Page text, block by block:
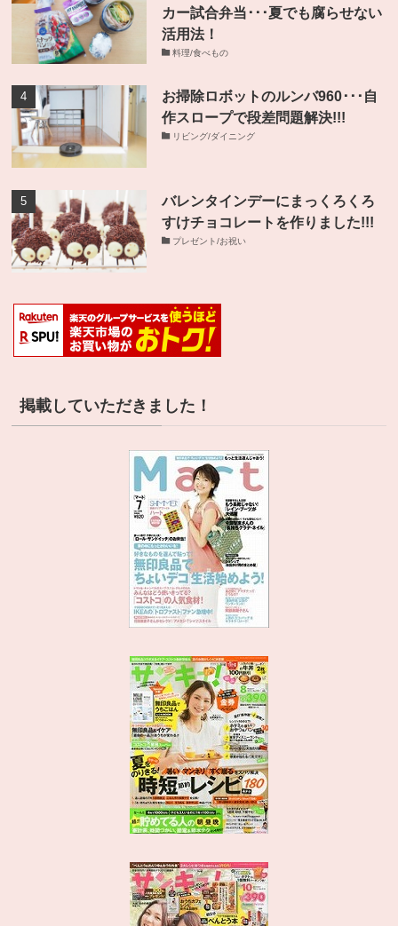
カー試合弁当･･･夏でも腐らせない
活用法！
料理/食べもの
お掃除ロボットのルンバ960･･･自
作スロープで段差問題解決!!!
リビング/ダイニング
バレンタインデーにまっくろくろ
すけチョコレートを作りました!!!
プレゼント/お祝い
掲載していただきました！